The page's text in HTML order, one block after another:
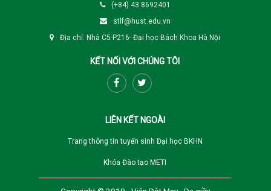
(+84) 43 8692401
stlf@hust.edu.vn
Địa chỉ: Nhà C5-P216- Đại học Bách Khoa Hà Nội
KẾT NỐI VỚI CHÚNG TÔI
LIÊN KẾT NGOÀI
Trang thông tin tuyển sinh Đại học BKHN
Khóa Đào tạo METI